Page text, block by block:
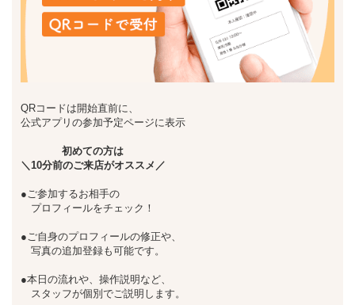
QRコードは開始直前に、
公式アプリの参加予定ページに表示
初めての方は
＼10分前のご来店がオススメ／
●ご参加するお相手の
プロフィールをチェック！
●ご自身のプロフィールの修正や、
写真の追加登録も可能です。
●本日の流れや、操作説明など、
スタッフが個別でご説明します。